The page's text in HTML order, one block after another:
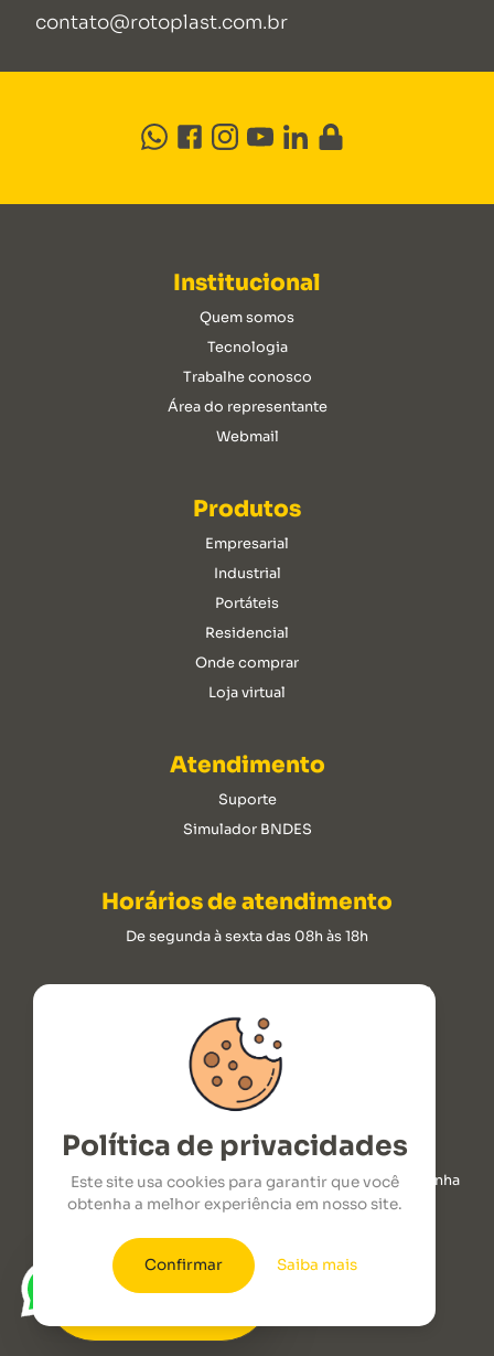
contato@rotoplast.com.br
Institucional
Quem somos
Tecnologia
Trabalhe conosco
Área do representante
Webmail
Produtos
Empresarial
Industrial
Portáteis
Residencial
Onde comprar
Loja virtual
Atendimento
Suporte
Simulador BNDES
Horários de atendimento
De segunda à sexta das 08h às 18h
ROTOPLAST INDUSTRIA DE CLIMATIZADORES LTDA
CNPJ: 09.176.237/0001-00.
2026 © Todos os Direitos Reservados
ROD. SC 492 Juarez Domingos Vicari - Km 1,7 - Linha
Poleto Maravilha, SC, CEP: 89874-000
COMPRE AGORA
seu climatizador
Política de privacidades
Este site usa cookies para garantir que você
obtenha a melhor experiência em nosso site.
Confirmar Saiba mais